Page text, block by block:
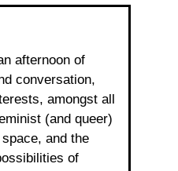
afternoon of
conversation,
amongst all
(and queer)
and the
of